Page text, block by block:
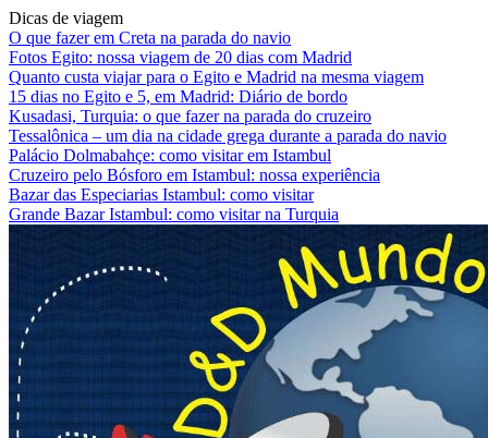
Dicas de viagem
O que fazer em Creta na parada do navio
Fotos Egito: nossa viagem de 20 dias com Madrid
Quanto custa viajar para o Egito e Madrid na mesma viagem
15 dias no Egito e 5, em Madrid: Diário de bordo
Kusadasi, Turquia: o que fazer na parada do cruzeiro
Tessalônica – um dia na cidade grega durante a parada do navio
Palácio Dolmabahçe: como visitar em Istambul
Cruzeiro pelo Bósforo em Istambul: nossa experiência
Bazar das Especiarias Istambul: como visitar
Grande Bazar Istambul: como visitar na Turquia